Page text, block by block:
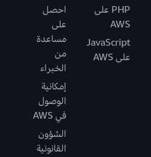
PHP على
AWS
JavaScript
على AWS
احصل
على
مساعدة
من
الخبراء
إمكانية
الوصول
في AWS
الشؤون
القانونية